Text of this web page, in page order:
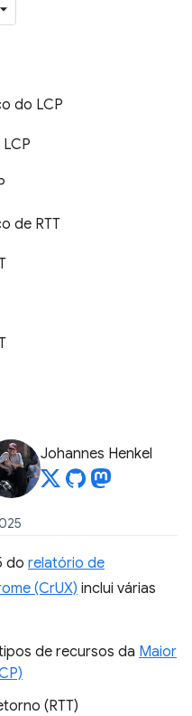
do LCP
de RTT
Johannes Henkel
do relatório de
(CrUX) inclui várias
de recursos da Maior
(RTT)